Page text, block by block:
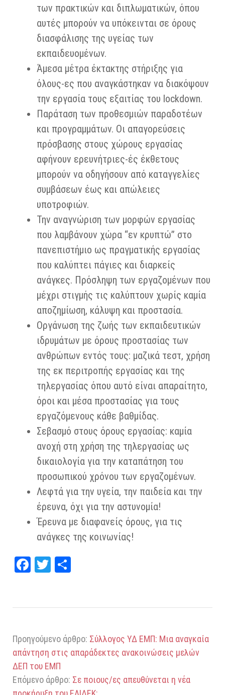
των πρακτικών και διπλωματικών, όπου
αυτές μπορούν να υπόκεινται σε όρους
διασφάλισης της υγείας των
εκπαιδευομένων.
Άμεσα μέτρα έκτακτης στήριξης για
όλους-ες που αναγκάστηκαν να διακόψουν
την εργασία τους εξαιτίας του lockdown.
Παράταση των προθεσμιών παραδοτέων
και προγραμμάτων. Οι απαγορεύσεις
πρόσβασης στους χώρους εργασίας
αφήνουν ερευνήτριες-ές έκθετους
μπορούν να οδηγήσουν από καταγγελίες
συμβάσεων έως και απώλειες
υποτροφιών.
Την αναγνώριση των μορφών εργασίας
που λαμβάνουν χώρα “εν κρυπτώ” στο
πανεπιστήμιο ως πραγματικής εργασίας
που καλύπτει πάγιες και διαρκείς
ανάγκες. Πρόσληψη των εργαζομένων που
μέχρι στιγμής τις καλύπτουν χωρίς καμία
αποζημίωση, κάλυψη και προστασία.
Οργάνωση της ζωής των εκπαιδευτικών
ιδρυμάτων με όρους προστασίας των
ανθρώπων εντός τους: μαζικά τεστ, χρήση
της εκ περιτροπής εργασίας και της
τηλεργασίας όπου αυτό είναι απαραίτητο,
όροι και μέσα προστασίας για τους
εργαζόμενους κάθε βαθμίδας.
Σεβασμό στους όρους εργασίας: καμία
ανοχή στη χρήση της τηλεργασίας ως
δικαιολογία για την καταπάτηση του
προσωπικού χρόνου των εργαζομένων.
Λεφτά για την υγεία, την παιδεία και την
έρευνα, όχι για την αστυνομία!
Έρευνα με διαφανείς όρους, για τις
ανάγκες της κοινωνίας!
Fa
ok
T
er στ
τε
Προηγούμενο άρθρο: Σύλλογος ΥΔ ΕΜΠ: Μια αναγκαία
απάντηση στις απαράδεκτες ανακοινώσεις μελών
ΔΕΠ του ΕΜΠ
Επόμενο άρθρο: Σε ποιους/ες απευθύνεται η νέα